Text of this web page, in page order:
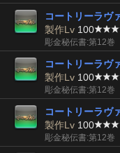
コートリーラヴ
製作Lv 100
彫金秘伝書:第12巻
コートリーラヴ
製作Lv 100
彫金秘伝書:第12巻
コートリーラヴ
製作Lv 100
彫金秘伝書:第12巻